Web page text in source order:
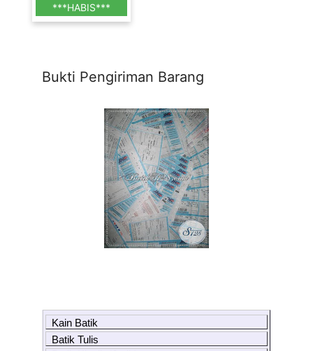
***HABIS***
Bukti Pengiriman Barang
Kain Batik
Batik Tulis